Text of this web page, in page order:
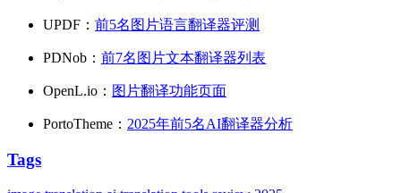
UPDF： 前5名图片语言翻译器评测
PDNob： 前7名图片文本翻译器列表
OpenL.io： 图片翻译功能页面
PortoTheme： 2025年前5名AI翻译器分析
Tags